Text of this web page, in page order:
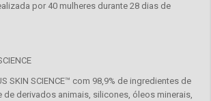
por 40 mulheres durante 28 dias de
SKIN SCIENCE™ com 98,9% de ingredientes de
de derivados animais, silicones, óleos minerais,